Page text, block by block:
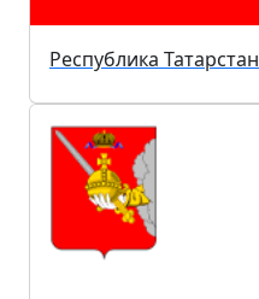
Республика Татарстан